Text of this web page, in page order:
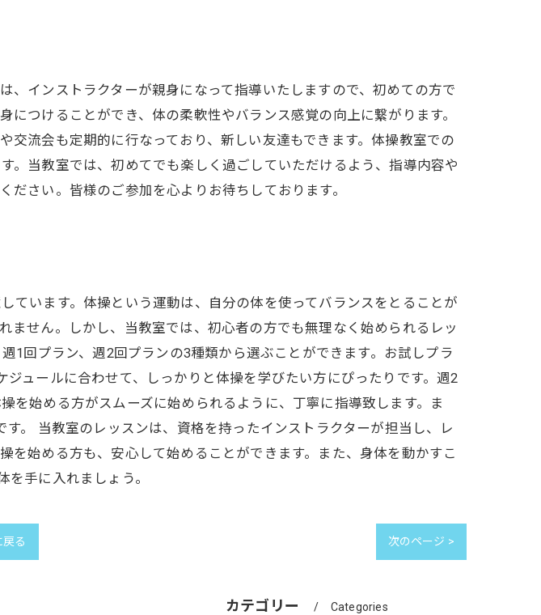
インストラクターが親身になって指導いたしますので、初めての方で
つけることができ、体の柔軟性やバランス感覚の向上に繋がります。
流会も定期的に行なっており、新しい友達もできます。体操教室での
。当教室では、初めてでも楽しく過ごしていただけるよう、指導内容や
さい。皆様のご参加を心よりお待ちしております。
ています。体操という運動は、自分の体を使ってバランスをとることが
せん。しかし、当教室では、初心者の方でも無理なく始められるレッ
1回プラン、週2回プランの3種類から選ぶことができます。お試しプラ
ュールに合わせて、しっかりと体操を学びたい方にぴったりです。週2
を始める方がスムーズに始められるように、丁寧に指導致します。ま
。 当教室のレッスンは、資格を持ったインストラクターが担当し、レ
を始める方も、安心して始めることができます。また、身体を動かすこ
手に入れましょう。
戻る 次のページ >
カテゴリー Categories